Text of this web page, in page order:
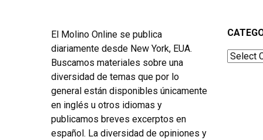
El Molino Online se publica
diariamente desde New York, EUA.
Buscamos materiales sobre una
diversidad de temas que por lo
general están disponibles únicamente
en inglés u otros idiomas y
publicamos breves excerptos en
español. La diversidad de opiniones y